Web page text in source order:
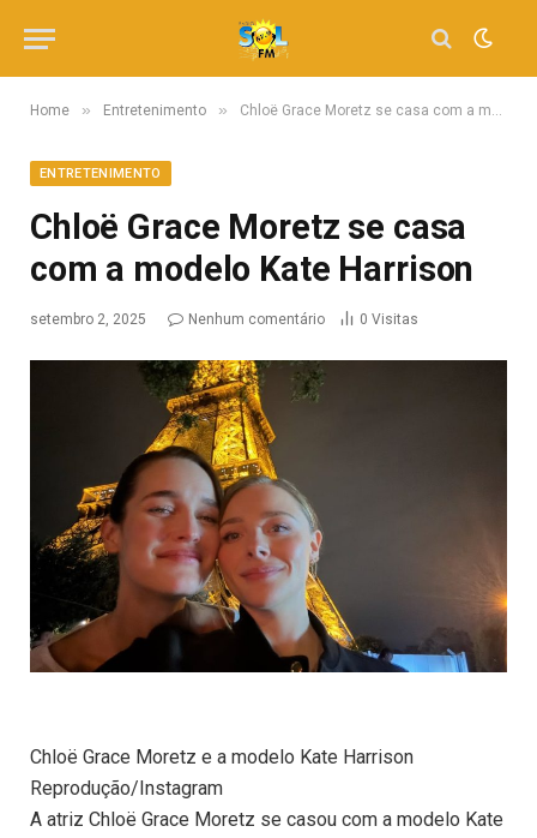
Home » Entretenimento » Chloë Grace Moretz se casa com a modelo Kate Harrison
ENTRETENIMENTO
Chloë Grace Moretz se casa
com a modelo Kate Harrison
setembro 2, 2025 Nenhum comentário 0 Visitas
Chloë Grace Moretz e a modelo Kate Harrison
Reprodução/Instagram
A atriz Chloë Grace Moretz se casou com a modelo Kate